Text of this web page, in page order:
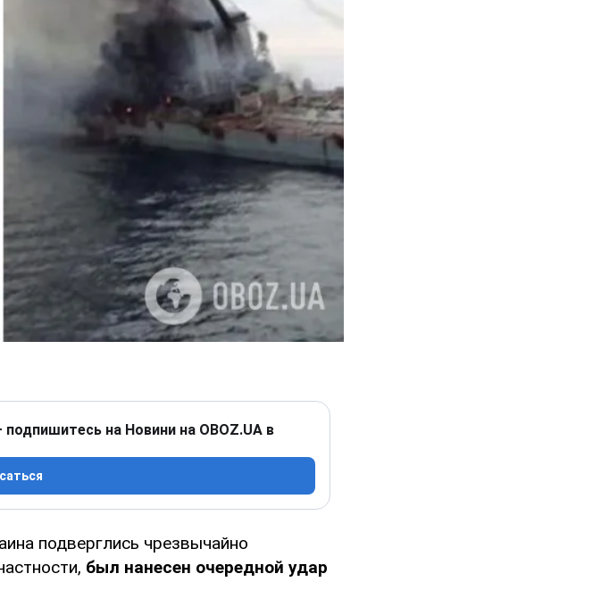
на Новини на OBOZ.UA в
подверглись чрезвычайно
был нанесен очередной удар